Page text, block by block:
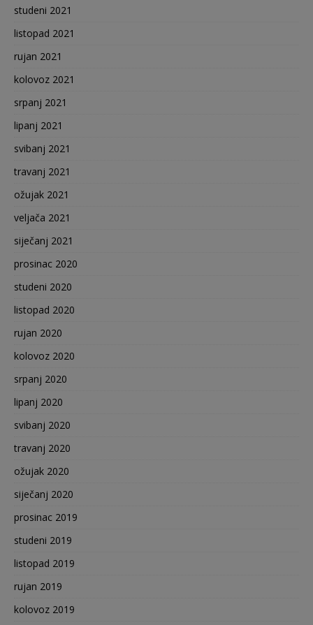
studeni 2021
listopad 2021
rujan 2021
kolovoz 2021
srpanj 2021
lipanj 2021
svibanj 2021
travanj 2021
ožujak 2021
veljača 2021
siječanj 2021
prosinac 2020
studeni 2020
listopad 2020
rujan 2020
kolovoz 2020
srpanj 2020
lipanj 2020
svibanj 2020
travanj 2020
ožujak 2020
siječanj 2020
prosinac 2019
studeni 2019
listopad 2019
rujan 2019
kolovoz 2019